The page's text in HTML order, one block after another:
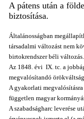
A pátens után a
biztosítása.
Általánosságban
társadalmi változást nem
birtokrendszer béli változás.
Az 1848. évi IX. tc. a
megvalósítandó
A gyakorlati megvalósításra
független magyar
A szabadságharc leverése